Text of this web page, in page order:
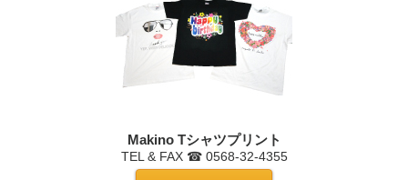
Makino Tシャツプリント
TEL & FAX ☎ 0568-32-4355